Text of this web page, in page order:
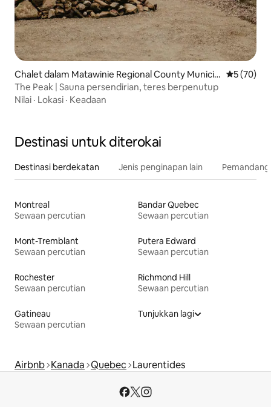
Chalet dalam Matawinie Regional County Municip
ality
Penarafan
5 (70)
The Peak | Sauna persendirian, teres berpenutup
Nilai · Lokasi · Keadaan
Destinasi untuk diterokai
Destinasi berdekatan Jenis penginapan lain
Montreal
Sewaan percutian
Bandar Quebec
Sewaan percutian
Mont-Tremblant
Sewaan percutian
Putera Edward
Sewaan percutian
Rochester
Sewaan percutian
Richmond Hill
Sewaan percutian
Gatineau
Sewaan percutian
Tunjukkan lagi
Airbnb Kanada Quebec Laurentides